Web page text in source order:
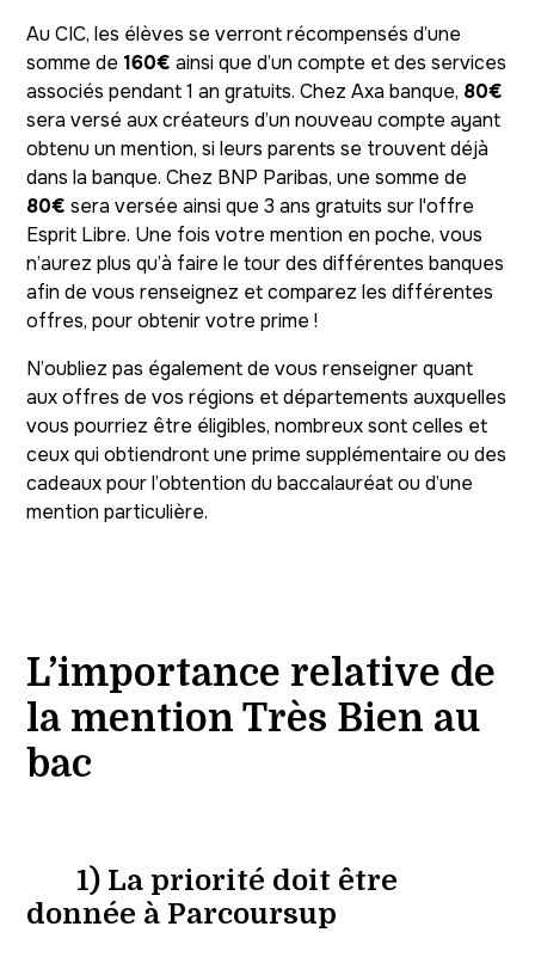
Au CIC, les élèves se verront récompensés d’une
somme de 160€ ainsi que d’un compte et des services
associés pendant 1 an gratuits. Chez Axa banque, 80€
sera versé aux créateurs d’un nouveau compte ayant
obtenu un mention, si leurs parents se trouvent déjà
dans la banque. Chez BNP Paribas, une somme de
80€ sera versée ainsi que 3 ans gratuits sur l'offre
Esprit Libre. Une fois votre mention en poche, vous
n’aurez plus qu’à faire le tour des différentes banques
afin de vous renseignez et comparez les différentes
offres, pour obtenir votre prime !
N’oubliez pas également de vous renseigner quant
aux offres de vos régions et départements auxquelles
vous pourriez être éligibles, nombreux sont celles et
ceux qui obtiendront une prime supplémentaire ou des
cadeaux pour l’obtention du baccalauréat ou d’une
mention particulière.
L’importance relative de
la mention Très Bien au
bac
1) La priorité doit être
donnée à Parcoursup